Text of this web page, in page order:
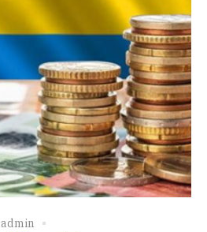
admin